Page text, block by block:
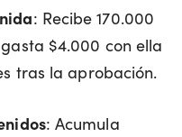
: Recibe 170.000
$4.000 con ella
tras la aprobación.
: Acumula